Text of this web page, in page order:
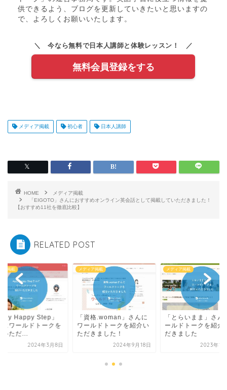
供できるよう、ブログを更新していきたいと思いますの
で、よろしくお願いいたします。
＼ 今なら無料で日本人講師と体験レッスン！ ／
無料会員登録をする
メディア掲載 初心者 日本人講師
HOME
メディア掲載
「EIGOTO」さんにおすすめオンライン英会話として掲載していただきました！
【おすすめ11社を徹底比較】
RELATED POST
ア掲載
格.woman」さんに
ルドトークを紹介い
ました！
2024年9月18日
メディア掲載
「とらいまま」さんにワ
ールドトークを紹介いた
だきました
2023年1月24日
メディア掲載
「Appy Happy
さんにワールドトー
紹介いただ...
2024年3